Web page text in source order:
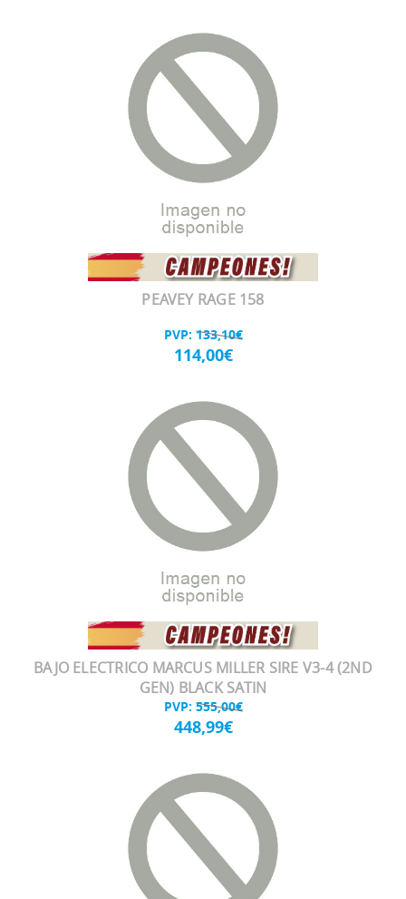
PEAVEY RAGE 158
PVP: 133,10€
114,00€
BAJO ELECTRICO MARCUS MILLER SIRE V3-4 (2ND
GEN) BLACK SATIN
PVP: 555,00€
448,99€